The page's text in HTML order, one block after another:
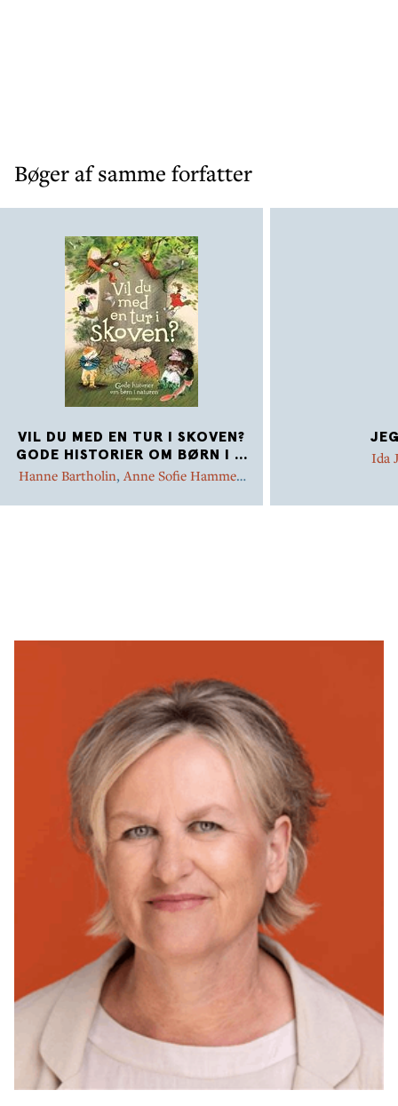
Bøger af samme forfatter
VIL DU MED EN TUR I SKOVEN?
GODE HISTORIER OM BØRN I ...
Hanne Bartholin,Anne Sofie Hammer,
Letén,Astrid Lindgren,Ib Spang Olsen,
Ida